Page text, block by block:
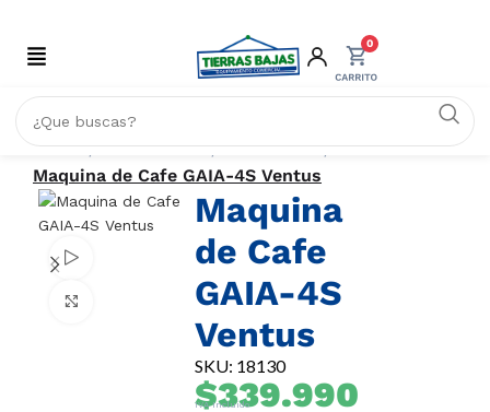
0
Inicio COMERCIO
Cafeteras
Maquina de Cafe GAIA-4S Ventus
Click to enlarge
Maquina
de Cafe
GAIA-4S
Ventus
SKU: 18130
$339.990
IVA Incluido